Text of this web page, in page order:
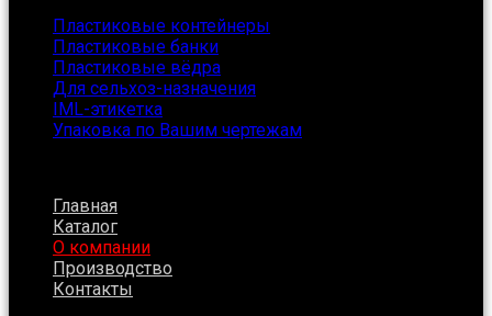
Пластиковые контейнеры
Пластиковые банки
Пластиковые вёдра
Для сельхоз-назначения
IML-этикетка
Упаковка по Вашим чертежам
Главная
Каталог
О компании
Производство
Контакты